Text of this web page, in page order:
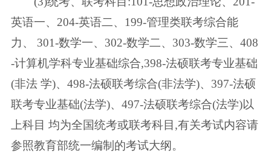
英语一、204-英语二、199-管理类联考综合能
力、 301-数学一、302-数学二、303-数学三、408
-计算机学科专业基础综合,398-法硕联考专业基础
(非法 学)、498-法硕联考综合(非法学)、397-法硕
联考专业基础(法学)、497-法硕联考综合(法学)以
上科目 均为全国统考或联考科目,有关考试内容请
参照教育部统一编制的考试大纲。